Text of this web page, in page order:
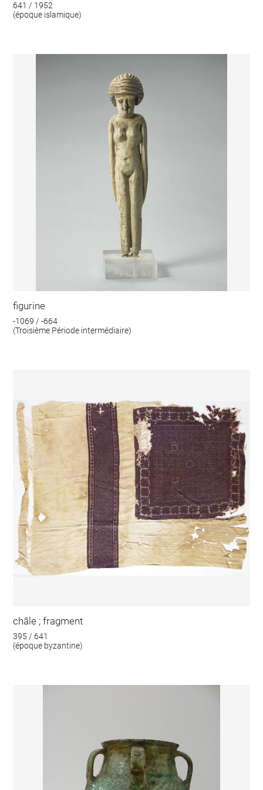
641 / 1952
(époque islamique)
figurine
-1069 / -664
(Troisième Période intermédiaire)
châle ; fragment
395 / 641
(époque byzantine)